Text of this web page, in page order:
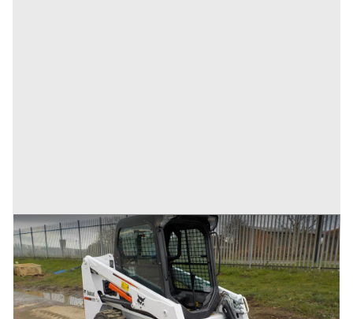
2017 Bobcat S450 mini pala
Inserito il: 06/02/2026
Olgiate Comasco (Como)
Prezzo
12.800 €